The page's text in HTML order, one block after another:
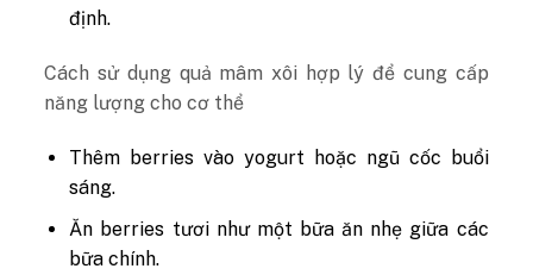
định.
Cách sử dụng quả mâm xôi hợp lý để cung cấp
năng lượng cho cơ thể
Thêm berries vào yogurt hoặc ngũ cốc buổi
sáng.
Ăn berries tươi như một bữa ăn nhẹ giữa các
bữa chính.